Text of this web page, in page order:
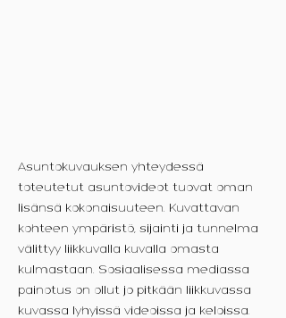
Asuntokuvauksen yhteydessä
toteutetut asuntovideot tuovat oman
lisänsä kokonaisuuteen. Kuvattavan
kohteen ympäristö, sijainti ja tunnelma
välittyy liikkuvalla kuvalla omasta
kulmastaan. Sosiaalisessa mediassa
painotus on ollut jo pitkään liikkuvassa
kuvassa lyhyissä videoissa ja keloissa.